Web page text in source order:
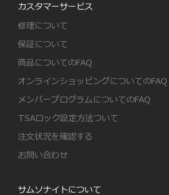
カスタマーサービス
修理について
保証について
商品についてのFAQ
オンラインショッピングについてのFAQ
メンバープログラムについてのFAQ
TSAロック設定方法ついて
注文状況を確認する
お問い合わせ
サムソナイトについて